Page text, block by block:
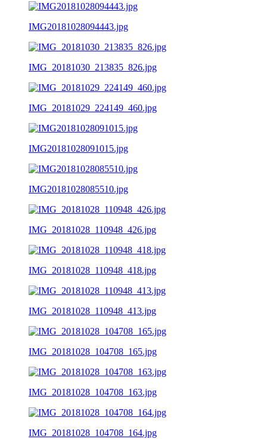
IMG20181028094443.jpg
IMG_20181030_213835_826.jpg
IMG_20181029_224149_460.jpg
IMG20181028091015.jpg
IMG20181028085510.jpg
IMG_20181028_110948_426.jpg
IMG_20181028_110948_418.jpg
IMG_20181028_110948_413.jpg
IMG_20181028_104708_165.jpg
IMG_20181028_104708_163.jpg
IMG_20181028_104708_164.jpg